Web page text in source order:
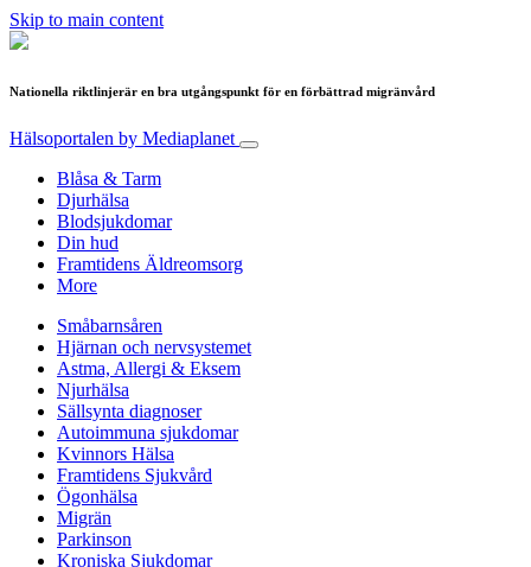
Skip to main content
Nationella riktlinjerär en bra utgångspunkt för en förbättrad migränvård
Hälsoportalen by Mediaplanet
Blåsa & Tarm
Djurhälsa
Blodsjukdomar
Din hud
Framtidens Äldreomsorg
More
Småbarnsåren
Hjärnan och nervsystemet
Astma, Allergi & Eksem
Njurhälsa
Sällsynta diagnoser
Autoimmuna sjukdomar
Kvinnors Hälsa
Framtidens Sjukvård
Ögonhälsa
Migrän
Parkinson
Kroniska Sjukdomar